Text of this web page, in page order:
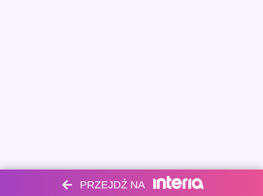
PRZEJDŹ NA